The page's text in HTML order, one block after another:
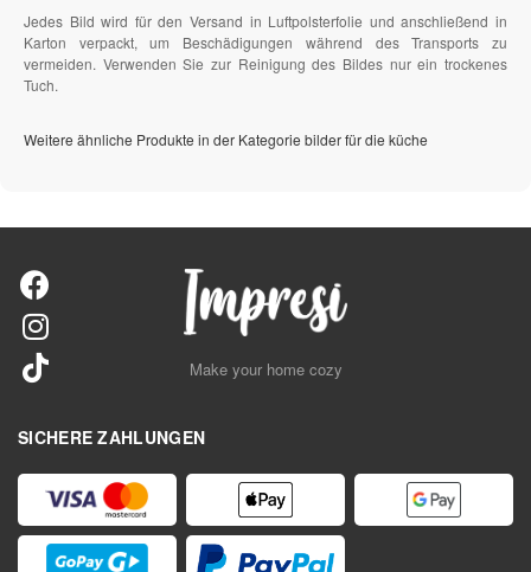
Jedes Bild wird für den Versand in Luftpolsterfolie und anschließend in
Karton verpackt, um Beschädigungen während des Transports zu
vermeiden. Verwenden Sie zur Reinigung des Bildes nur ein trockenes
Tuch.
Weitere ähnliche Produkte in der Kategorie bilder für die küche
Make your home cozy
SICHERE ZAHLUNGEN